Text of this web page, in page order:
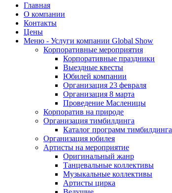
Главная
О компании
Контакты
Цены
Меню - Услуги компании Global Show
Корпоративные мероприятия
Корпоративные праздники
Выездные квесты
Юбилей компании
Организация 23 февраля
Организация 8 марта
Проведение Масленицы
Корпоратив на природе
Организация тимбилдинга
Каталог программ тимбилдинга
Организация юбилея
Артисты на мероприятие
Оригинальный жанр
Танцевальные коллективы
Музыкальные коллективы
Артисты цирка